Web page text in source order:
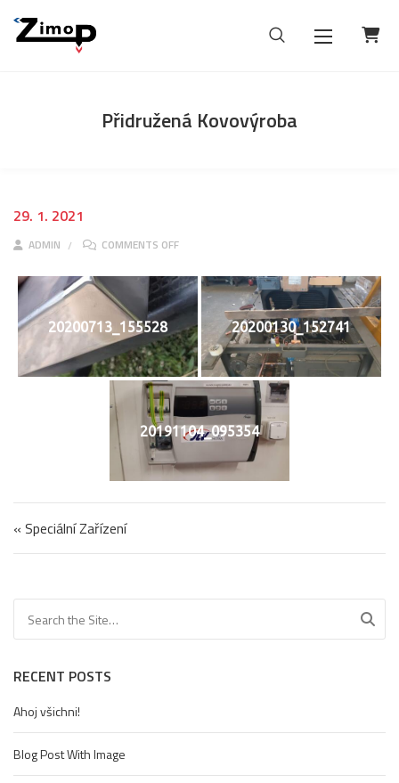
Přidružená Kovovýroba
29. 1. 2021
ADMIN COMMENTS OFFON PŘIDRUŽENÁ KOVOVÝROBA
20200713_155528 20200130_152741
20191104_095354
Navigace pro příspěvek
« Speciální Zařízení
RECENT POSTS
Ahoj všichni!
Blog Post With Image